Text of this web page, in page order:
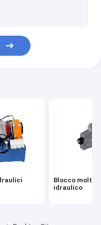
Blocco
idraulico